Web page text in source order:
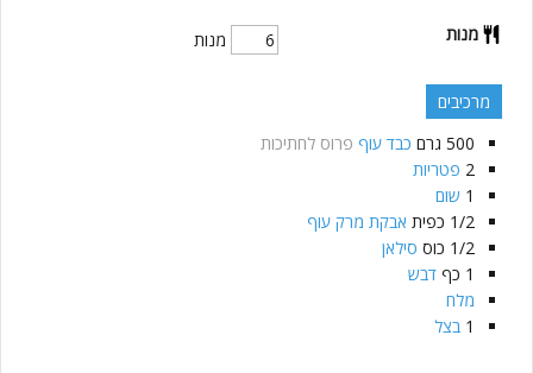
מנות מנות
מרכיבים
500 גרם כבד עוף פרוס לחתיכות
2 פטריות
1 שום
1/2 כפית אבקת מרק עוף
1/2 כוס סילאן
1 כף דבש
מלח
1 בצל